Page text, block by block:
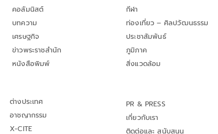
คอลัมนิสต์
บทความ
เศรษฐกิจ
ข่าวพระราชสำนัก
หนังสือพิมพ์
กีฬา
ท่องเที่ยว – ศิลปวัฒนธรรม
ประชาสัมพันธ์
ภูมิภาค
สิ่งแวดล้อม
ต่างประเทศ
อาชญากรรม
X-CITE
PR & PRESS
เกี่ยวกับเรา
ติดต่อและ สนับสนุน